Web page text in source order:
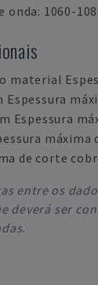
onda: 1060-
material
Espessura
Espessura
máxima
de corte
entre os
deverá ser